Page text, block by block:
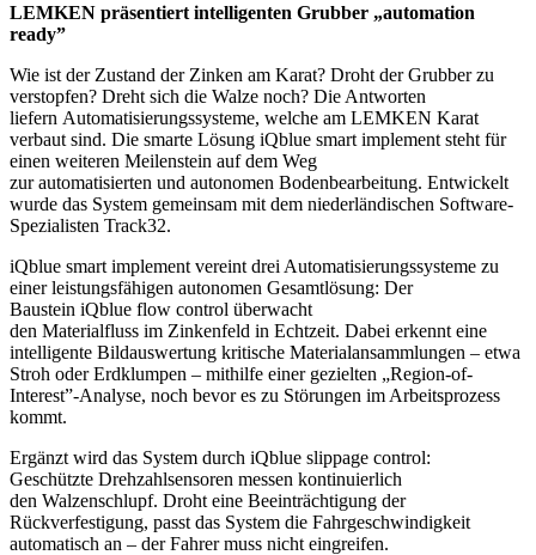
LEMKEN präsentiert intelligenten Grubber „automation
ready”
Wie ist der Zustand der Zinken am Karat? Droht der Grubber zu
verstopfen? Dreht sich die Walze noch? Die Antworten
liefern Automatisierungssysteme, welche am LEMKEN Karat
verbaut sind. Die smarte Lösung iQblue smart implement steht für
einen weiteren Meilenstein auf dem Weg
zur automatisierten und autonomen Bodenbearbeitung. Entwickelt
wurde das System gemeinsam mit dem niederländischen Software-
Spezialisten Track32.
iQblue smart implement vereint drei Automatisierungssysteme zu
einer leistungsfähigen autonomen Gesamtlösung: Der
Baustein iQblue flow control überwacht
den Materialfluss im Zinkenfeld in Echtzeit. Dabei erkennt eine
intelligente Bildauswertung kritische Materialansammlungen – etwa
Stroh oder Erdklumpen – mithilfe einer gezielten „Region-of-
Interest”-Analyse, noch bevor es zu Störungen im Arbeitsprozess
kommt.
Ergänzt wird das System durch iQblue slippage control:
Geschützte Drehzahlsensoren messen kontinuierlich
den Walzenschlupf. Droht eine Beeinträchtigung der
Rückverfestigung, passt das System die Fahrgeschwindigkeit
automatisch an – der Fahrer muss nicht eingreifen.